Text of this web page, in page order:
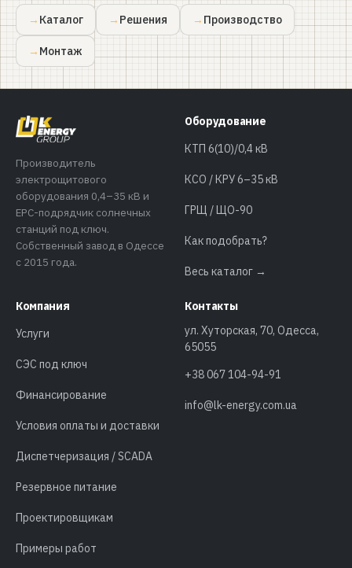
Каталог Решения Производство
Монтаж
Производитель
электрощитового
оборудования 0,4–35 кВ и
EPC-подрядчик солнечных
станций под ключ.
Собственный завод в Одессе
с 2015 года.
Оборудование
КТП 6(10)/0,4 кВ
КСО / КРУ 6–35 кВ
ГРЩ / ЩО-90
Как подобрать?
Весь каталог →
Компания
Услуги
СЭС под ключ
Финансирование
Условия оплаты и доставки
Диспетчеризация / SCADA
Резервное питание
Проектировщикам
Примеры работ
Контакты
ул. Хуторская, 70, Одесса,
65055
+38 067 104-94-91
info@lk-energy.com.ua